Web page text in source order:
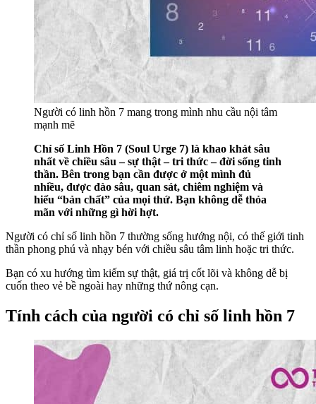
Người có linh hồn 7 mang trong mình nhu cầu nội tâm
mạnh mẽ
Chỉ số Linh Hồn 7 (Soul Urge 7) là khao khát sâu
nhất về chiều sâu – sự thật – tri thức – đời sống tinh
thần. Bên trong bạn cần được ở một mình đủ
nhiều, được đào sâu, quan sát, chiêm nghiệm và
hiểu “bản chất” của mọi thứ. Bạn không dễ thỏa
mãn với những gì hời hợt.
Người có chỉ số linh hồn 7 thường sống hướng nội, có thế giới tinh
thần phong phú và nhạy bén với chiều sâu tâm linh hoặc tri thức.
Bạn có xu hướng tìm kiếm sự thật, giá trị cốt lõi và không dễ bị
cuốn theo vẻ bề ngoài hay những thứ nông cạn.
Tính cách của người có chỉ số linh hồn 7